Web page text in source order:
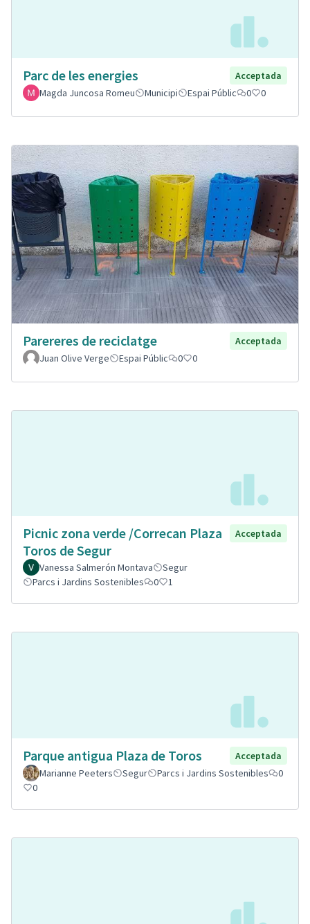
Parc de les energies
Acceptada
Magda Juncosa Romeu
Municipi Espai Públic 0 0
Parereres de reciclatge
Acceptada
Juan Olive Verge
Espai Públic 0 0
Picnic zona verde /Correcan Plaza
Toros de Segur
Acceptada
Vanessa Salmerón Montava
Segur
Parcs i Jardins Sostenibles
0 1
Parque antigua Plaza de Toros
Acceptada
Marianne Peeters
Segur Parcs i Jardins Sostenibles
0
0